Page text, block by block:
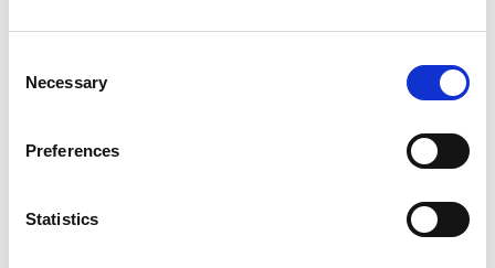
Selection
Necessary
Preferences
Statistics